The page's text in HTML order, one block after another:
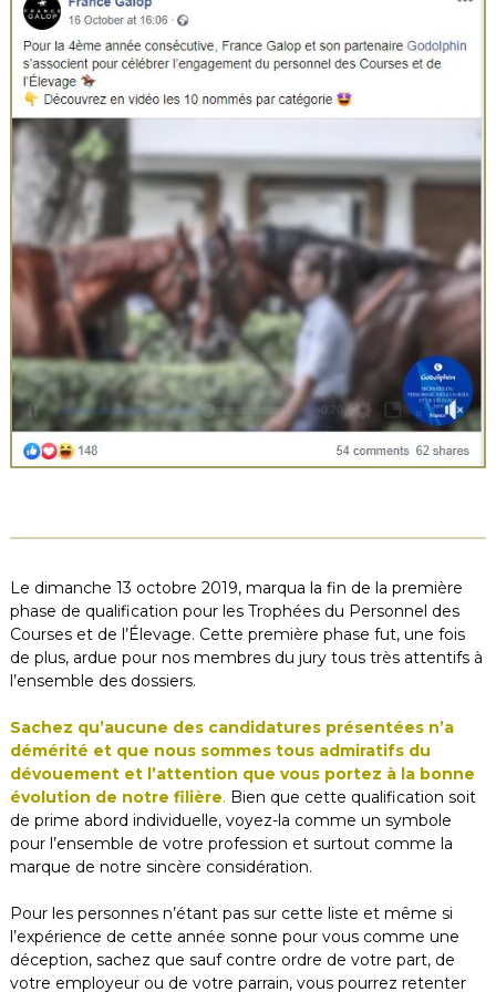
Le dimanche 13 octobre 2019, marqua la fin de la première
phase de qualification pour les Trophées du Personnel des
Courses et de l’Élevage. Cette première phase fut, une fois
de plus, ardue pour nos membres du jury tous très attentifs à
l’ensemble des dossiers.
Sachez qu’aucune des candidatures présentées n’a
démérité et que nous sommes tous admiratifs du
dévouement et l’attention que vous portez à la bonne
évolution de notre filière. Bien que cette qualification soit
de prime abord individuelle, voyez-la comme un symbole
pour l’ensemble de votre profession et surtout comme la
marque de notre sincère considération.
Pour les personnes n’étant pas sur cette liste et même si
l’expérience de cette année sonne pour vous comme une
déception, sachez que sauf contre ordre de votre part, de
votre employeur ou de votre parrain, vous pourrez retenter